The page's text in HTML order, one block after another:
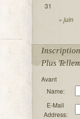
« juin
31
Plus
Avant
Name:
E-Mail
Address: